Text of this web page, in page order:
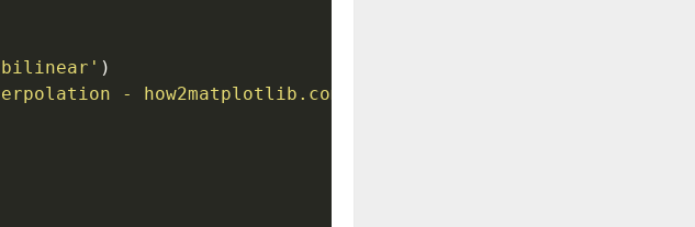
)
- how2matplotlib.com'